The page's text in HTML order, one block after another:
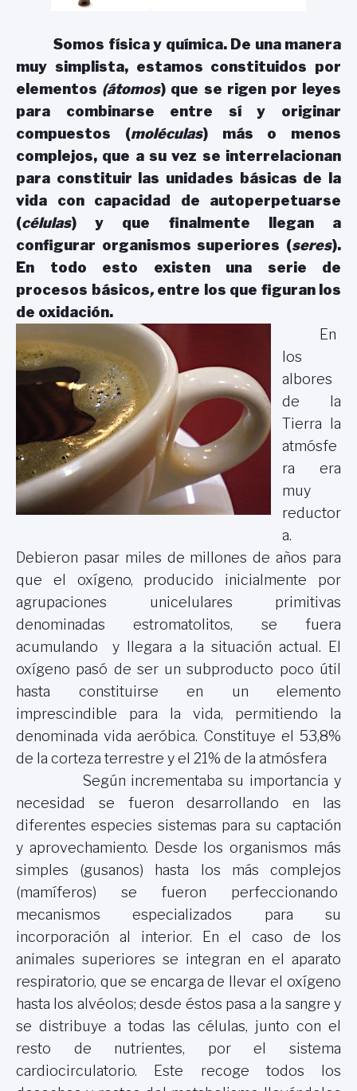
Somos física y química. De una manera
muy simplista, estamos constituidos por
elementos (átomos) que se rigen por leyes
para combinarse entre sí y originar
compuestos (moléculas) más o menos
complejos, que a su vez se interrelacionan
para constituir las unidades básicas de la
vida con capacidad de autoperpetuarse
(células) y que finalmente llegan a
configurar organismos superiores (seres).
En todo esto existen una serie de
procesos básicos, entre los que figuran los
de oxidación.
En
los
albores
de la
Tierra la
atmósfe
ra era
muy
reductor
a.
Debieron pasar miles de millones de años para
que el oxígeno, producido inicialmente por
agrupaciones unicelulares primitivas
denominadas estromatolitos, se fuera
acumulando y llegara a la situación actual. El
oxígeno pasó de ser un subproducto poco útil
hasta constituirse en un elemento
imprescindible para la vida, permitiendo la
denominada vida aeróbica. Constituye el 53,8%
de la corteza terrestre y el 21% de la atmósfera
Según incrementaba su importancia y
necesidad se fueron desarrollando en las
diferentes especies sistemas para su captación
y aprovechamiento. Desde los organismos más
simples (gusanos) hasta los más complejos
(mamíferos) se fueron perfeccionando
mecanismos especializados para su
incorporación al interior. En el caso de los
animales superiores se integran en el aparato
respiratorio, que se encarga de llevar el oxígeno
hasta los alvéolos; desde éstos pasa a la sangre y
se distribuye a todas las células, junto con el
resto de nutrientes, por el sistema
cardiocirculatorio. Este recoge todos los